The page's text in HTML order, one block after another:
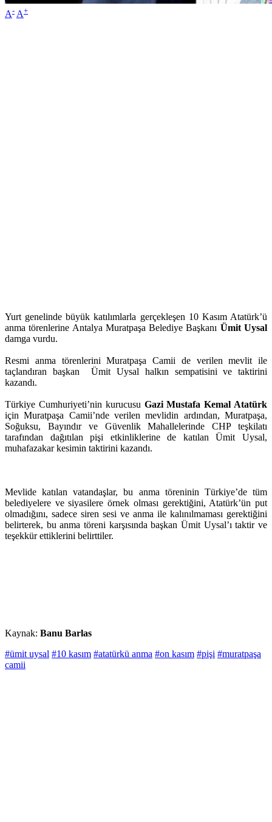
A- A+
Yurt genelinde büyük katılımlarla gerçekleşen 10 Kasım Atatürk’ü
anma törenlerine Antalya Muratpaşa Belediye Başkanı Ümit Uysal
damga vurdu.
Resmi anma törenlerini Muratpaşa Camii de verilen mevlit ile
taçlandıran başkan Ümit Uysal halkın sempatisini ve taktirini
kazandı.
Türkiye Cumhuriyeti’nin kurucusu Gazi Mustafa Kemal Atatürk
için Muratpaşa Camii’nde verilen mevlidin ardından, Muratpaşa,
Soğuksu, Bayındır ve Güvenlik Mahallelerinde CHP teşkilatı
tarafından dağıtılan pişi etkinliklerine de katılan Ümit Uysal,
muhafazakar kesimin taktirini kazandı.
Mevlide katılan vatandaşlar, bu anma töreninin Türkiye’de tüm
belediyelere ve siyasilere örnek olması gerektiğini, Atatürk’ün put
olmadığını, sadece siren sesi ve anma ile kalınılmaması gerektiğini
belirterek, bu anma töreni karşısında başkan Ümit Uysal’ı taktir ve
teşekkür ettiklerini belirttiler.
Kaynak: Banu Barlas
#ümit uysal #10 kasım #atatürkü anma #on kasım #pişi #muratpaşa
camii